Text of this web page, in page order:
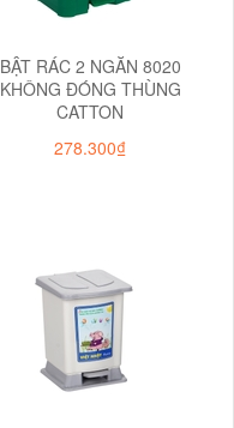
BẬT RÁC 2 NGĂN 8020
KHÔNG ĐÓNG THÙNG
CATTON
278.300₫